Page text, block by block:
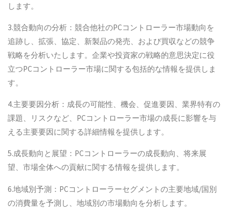
します。
3.競合動向の分析：競合他社のPCコントローラー市場動向を
追跡し、拡張、協定、新製品の発売、および買収などの競争
戦略を分析いたします。企業や投資家の戦略的意思決定に役
立つPCコントローラー市場に関する包括的な情報を提供しま
す。
4.主要要因分析：成長の可能性、機会、促進要因、業界特有の
課題、リスクなど、PCコントローラー市場の成長に影響を与
える主要要因に関する詳細情報を提供します。
5.成長動向と展望：PCコントローラーの成長動向、将来展
望、市場全体への貢献に関する情報を提供します。
6.地域別予測：PCコントローラーセグメントの主要地域/国別
の消費量を予測し、地域別の市場動向を分析します。